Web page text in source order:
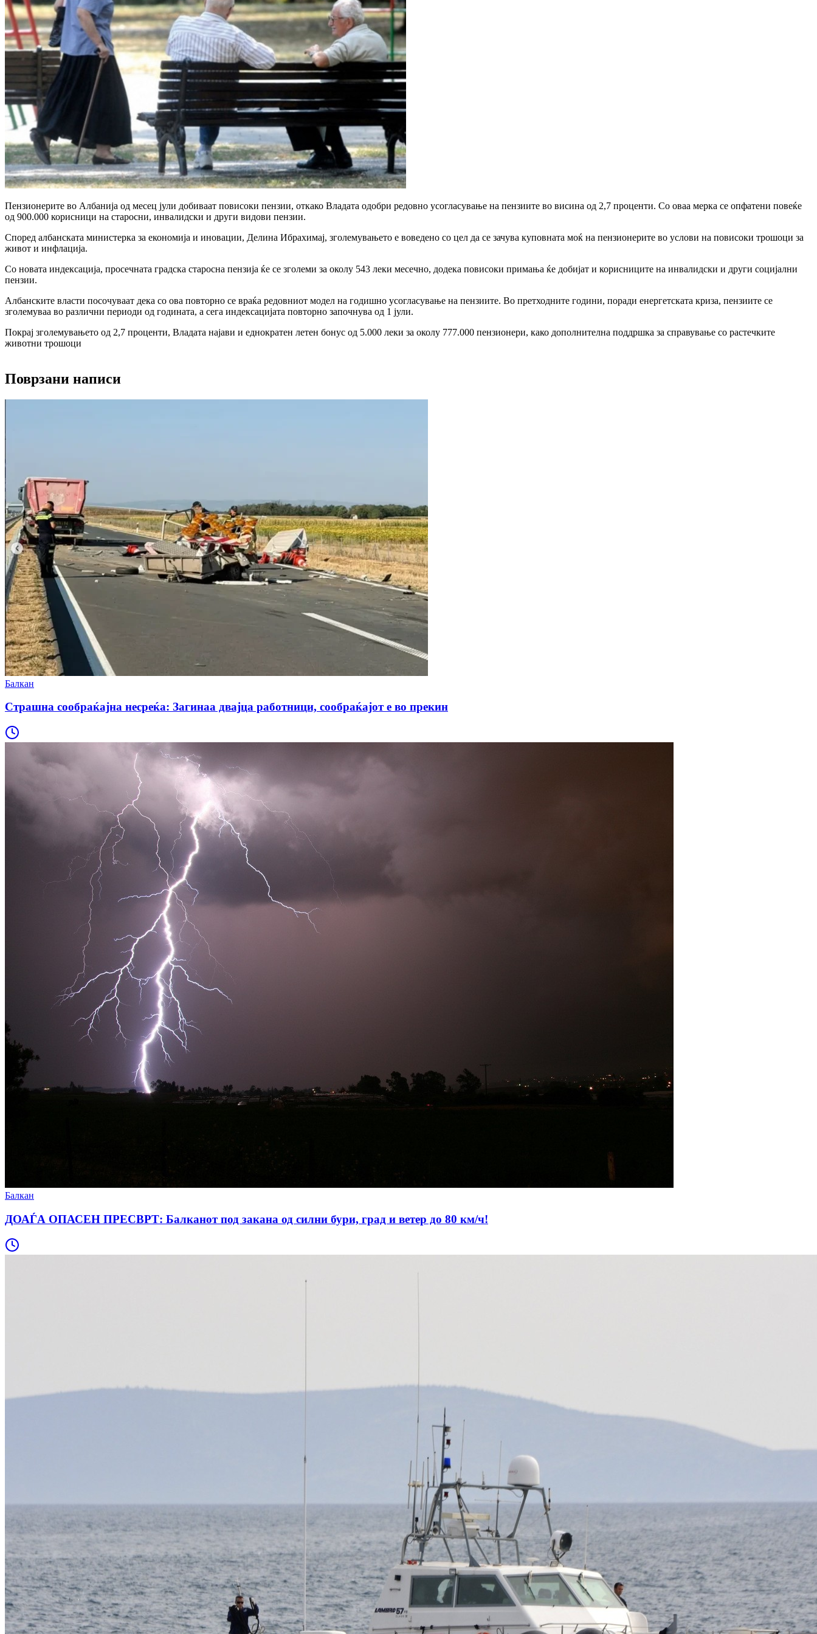
Пензионерите во Албанија од месец јули добиваат повисоки пензии, откако Владата одобри редовно усогласување на пензиите во висина од 2,7 проценти. Со оваа мерка се опфатени повеќе
од 900.000 корисници на старосни, инвалидски и други видови пензии.
Според албанската министерка за економија и иновации, Делина Ибрахимај, зголемувањето е воведено со цел да се зачува куповната моќ на пензионерите во услови на повисоки трошоци за
живот и инфлација.
Со новата индексација, просечната градска старосна пензија ќе се зголеми за околу 543 леки месечно, додека повисоки примања ќе добијат и корисниците на инвалидски и други социјални
пензии.
Албанските власти посочуваат дека со ова повторно се враќа редовниот модел на годишно усогласување на пензиите. Во претходните години, поради енергетската криза, пензиите се
зголемуваа во различни периоди од годината, а сега индексацијата повторно започнува од 1 јули.
Покрај зголемувањето од 2,7 проценти, Владата најави и еднократен летен бонус од 5.000 леки за околу 777.000 пензионери, како дополнителна поддршка за справување со растечките
животни трошоци
Поврзани написи
Балкан
Страшна сообраќајна несреќа: Загинаа двајца работници, сообраќајот е во прекин
Балкан
ДОАЃА ОПАСЕН ПРЕСВРТ: Балканот под закана од силни бури, град и ветер до 80 км/ч!